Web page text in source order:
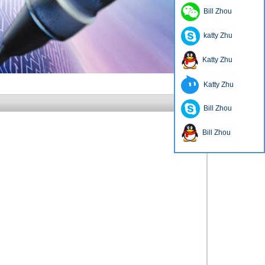
Bill Zhou
katty Zhu
Katty Zhu
Katty Zhu
Bill Zhou
Bill Zhou